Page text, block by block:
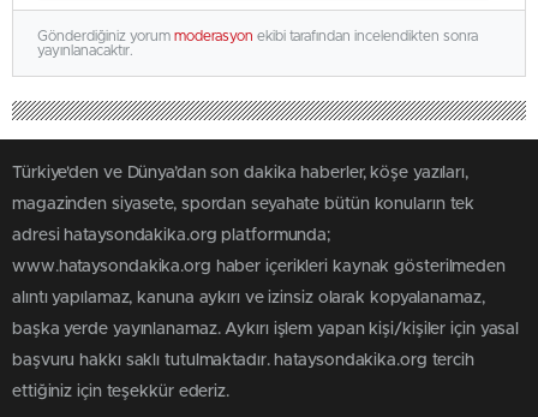
Gönderdiğiniz yorum moderasyon ekibi tarafından incelendikten sonra
yayınlanacaktır.
Türkiye'den ve Dünya’dan son dakika haberler, köşe yazıları,
magazinden siyasete, spordan seyahate bütün konuların tek
adresi hataysondakika.org platformunda;
www.hataysondakika.org haber içerikleri kaynak gösterilmeden
alıntı yapılamaz, kanuna aykırı ve izinsiz olarak kopyalanamaz,
başka yerde yayınlanamaz. Aykırı işlem yapan kişi/kişiler için yasal
başvuru hakkı saklı tutulmaktadır. hataysondakika.org tercih
ettiğiniz için teşekkür ederiz.